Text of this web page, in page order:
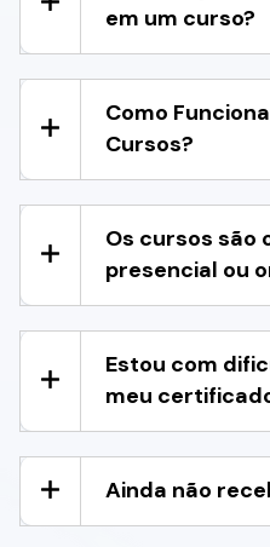
em um curso?
Como
Cursos?
Os cursos são
presencial ou
Estou com
meu
Ainda não